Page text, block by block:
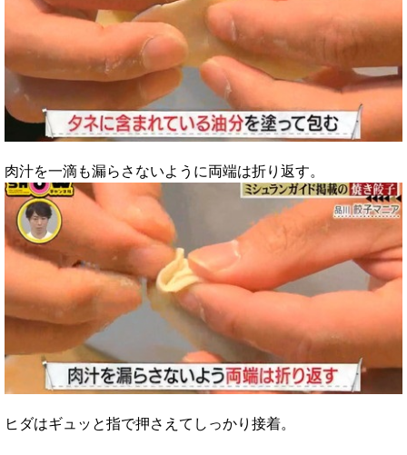
肉汁を一滴も漏らさないように両端は折り返す。
ヒダはギュッと指で押さえてしっかり接着。